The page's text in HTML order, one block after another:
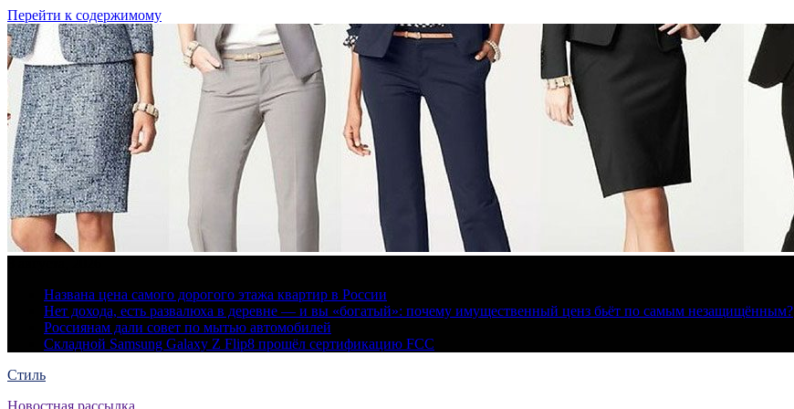
Перейти к содержимому
Названа цена самого дорогого этажа квартир в России
Нет дохода, есть развалюха в деревне — и вы «богатый»: почему имущественный ценз бьёт по самым незащищённым?
Россиянам дали совет по мытью автомобилей
Складной Samsung Galaxy Z Flip8 прошёл сертификацию FCC
Стиль
Новостная рассылка